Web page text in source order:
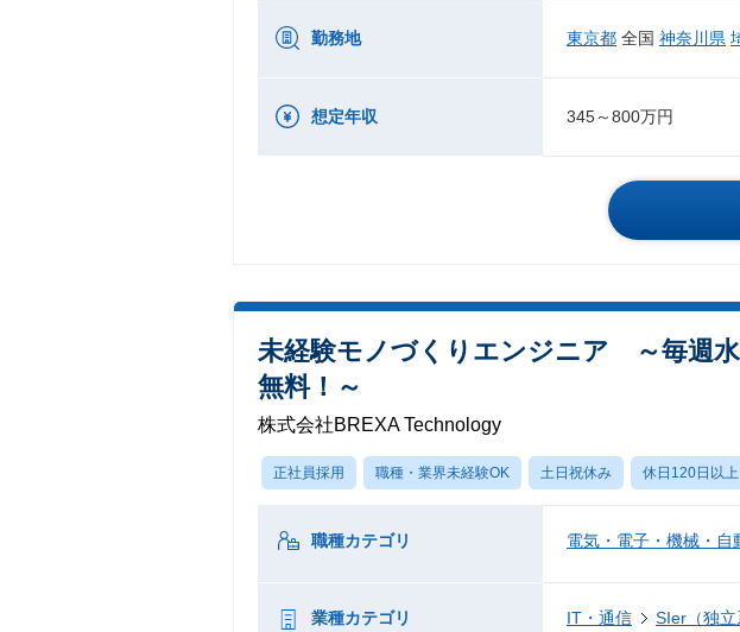
勤務地 東京都 全国 神奈川県
想定年収 345～800万円
未経験モノづくりエンジニア ～毎週
無料！～
株式会社BREXA Technology
正社員採用 職種・業界未経験OK 土日祝休み 休日120日以上
職種カテゴリ 電気・電子・機械・自
業種カテゴリ IT・通信 SIer（独立